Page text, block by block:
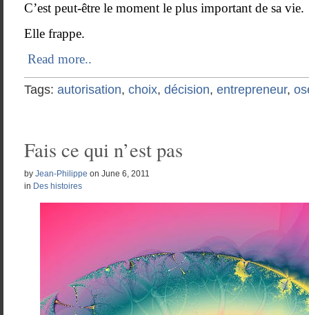
C’est peut-être le moment le plus important de sa vie.
Elle frappe.
Read more..
Tags: autorisation, choix, décision, entrepreneur,
Fais ce qui n’est pas
by Jean-Philippe on June 6, 2011
in Des histoires